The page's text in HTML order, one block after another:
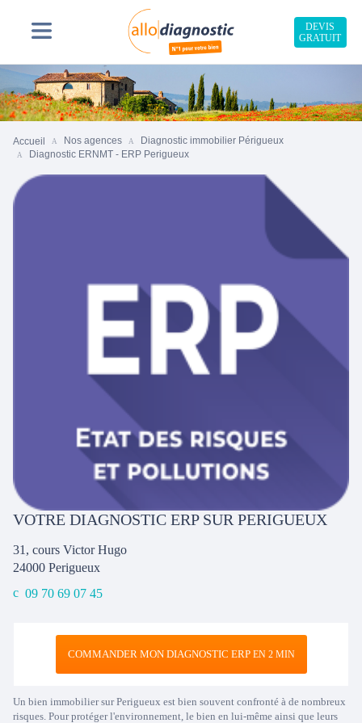
DEVIS
GRATUIT
Accueil Nos agences
Diagnostic immobilier Périgueux
Diagnostic ERNMT - ERP Perigueux
VOTRE DIAGNOSTIC ERP SUR PERIGUEUX
31, cours Victor Hugo
24000 Perigueux
09 70 69 07 45
COMMANDER MON DIAGNOSTIC ERPEN 2 MIN
Un bien immobilier sur Perigueux est bien souvent confronté à de nombreux
risques. Pour protéger l'environnement, le bien en lui-même ainsi que leurs